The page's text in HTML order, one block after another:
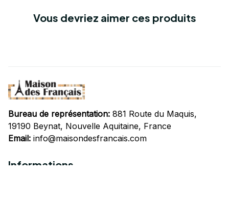
Vous devriez aimer ces produits
Bureau de représentation: 881 Route du Maquis,
19190 Beynat, Nouvelle Aquitaine, France
Email: info@maisondesfrancais.com
Informations